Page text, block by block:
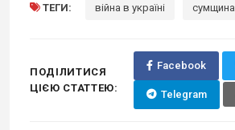
ТЕГИ: війна в україні сумщина
ПОДІЛИТИСЯ
ЦІЄЮ СТАТТЕЮ:
Facebook
Telegram